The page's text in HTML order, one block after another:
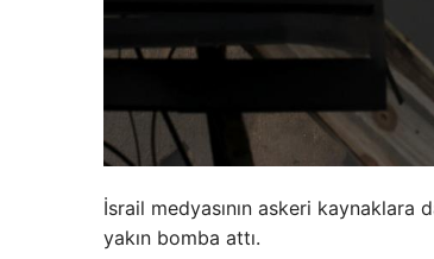
İsrail medyasının askeri kaynaklara
yakın bomba attı.